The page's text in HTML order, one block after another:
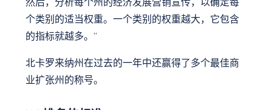
个类别的适当权重。一个类别的权重越大，它包含
的指标就越多。”
北卡罗来纳州在过去的一年中还赢得了多个最佳商
业扩张州的称号。